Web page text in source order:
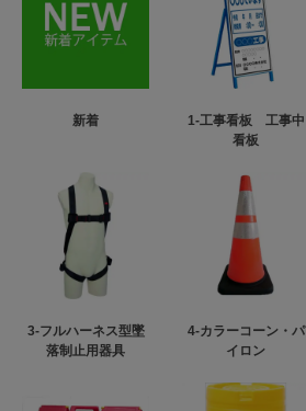
新着
1-工事看板 工事中
看板
3-フルハーネス型墜
落制止用器具
4-カラーコーン・パ
イロン